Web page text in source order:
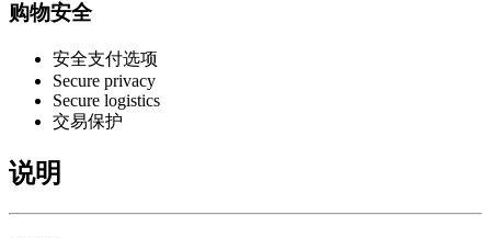
购物安全
安全支付选项
Secure privacy
Secure logistics
交易保护
说明